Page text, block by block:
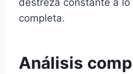
destreza constante a
completa.
Análisis